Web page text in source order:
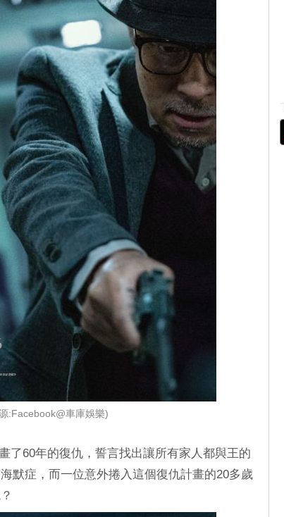
:Facebook@車庫娛樂)
了60年的復仇，誓言找出讓所有家人都與王的
默症，而一位意外捲入這個復仇計畫的20多歲